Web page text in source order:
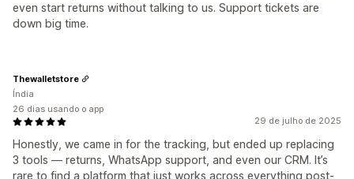
even start returns without talking to us. Support tickets are
down big time.
29 de julho de 2025
Honestly, we came in for the tracking, but ended up replacing
3 tools — returns, WhatsApp support, and even our CRM. It’s
rare to find a platform that just works across everything post-
Thewalletstore
Índia
26 dias usando o app